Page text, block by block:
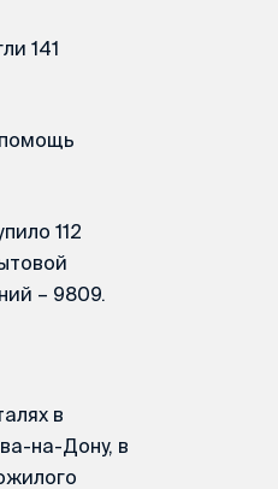
141
112
– 9809.
в
на-Дону, в